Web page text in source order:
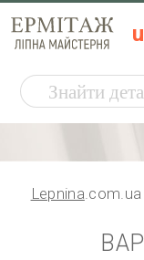
Lepnina.com.ua